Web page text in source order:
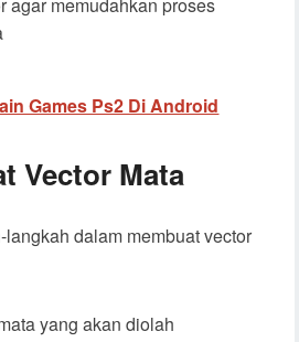
agar memudahkan proses
Games Ps2 Di Android
Vector Mata
dalam membuat vector
yang akan diolah